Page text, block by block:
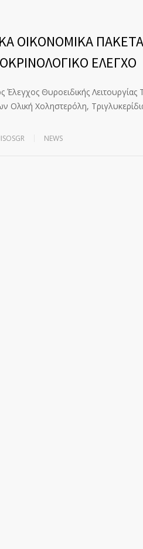
ΟΙΚΟΝΟΜΙΚΑ
ΕΛΕΓΧΟ
Έλεγχος Θυροειδικής
Ολική Χοληστερόλη,
NEWS